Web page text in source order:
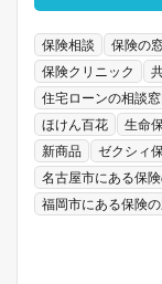
保険相談 保険の
保険クリニック
住宅ローンの相談窓
ほけん百花
生命
新商品
ゼクシィ
名古屋市にある保
福岡市にある保険の